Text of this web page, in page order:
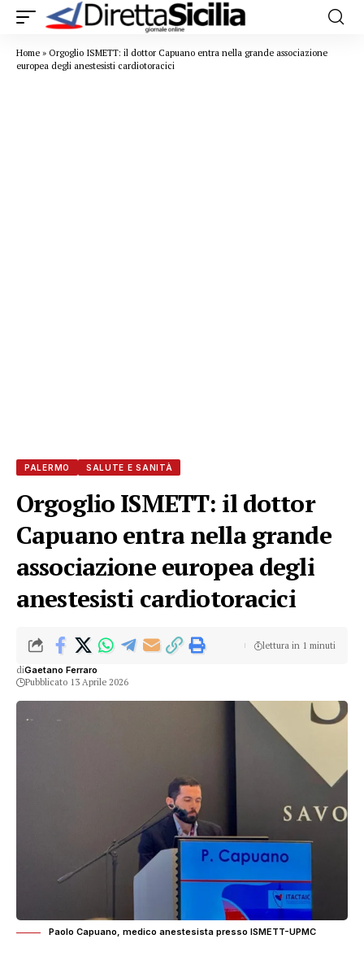
Home » Orgoglio ISMETT: il dottor Capuano entra nella grande associazione
europea degli anestesisti cardiotoracici
PALERMO SALUTE E SANITÀ
Orgoglio ISMETT: il dottor
Capuano entra nella grande
associazione europea degli
anestesisti cardiotoracici
diGaetano Ferraro
Pubblicato 13 Aprile 2026
lettura in 1 minuti
Paolo Capuano, medico anestesista presso ISMETT-UPMC